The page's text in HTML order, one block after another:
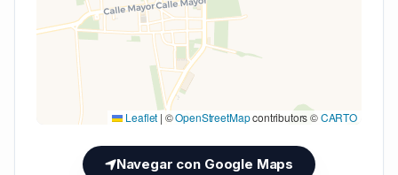
Leaflet | ©OpenStreetMapcontributors ©CARTO
Navegar con Google Maps